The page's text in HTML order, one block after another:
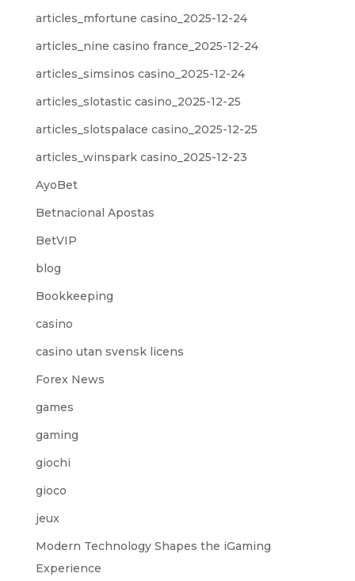
articles_mfortune casino_2025-12-24
articles_nine casino france_2025-12-24
articles_simsinos casino_2025-12-24
articles_slotastic casino_2025-12-25
articles_slotspalace casino_2025-12-25
articles_winspark casino_2025-12-23
AyoBet
Betnacional Apostas
BetVIP
blog
Bookkeeping
casino
casino utan svensk licens
Forex News
games
gaming
giochi
gioco
jeux
Modern Technology Shapes the iGaming
Experience